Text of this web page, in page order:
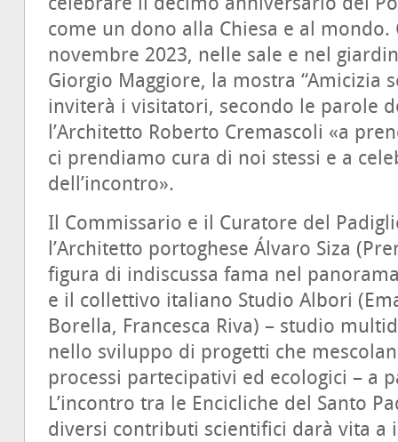
come un dono alla Chiesa e al mondo.
novembre 2023, nelle sale e nel
Giorgio Maggiore, la mostra “Amicizia
inviterà i visitatori, secondo le parole
l’Architetto Roberto Cremascoli «a
ci prendiamo cura di noi stessi e a
dell’incontro».
Il Commissario e il Curatore del
l’Architetto portoghese Álvaro Siza
figura di indiscussa fama nel
e il collettivo italiano Studio Albori
Borella, Francesca Riva) – studio
nello sviluppo di progetti che
processi partecipativi ed ecologici – a
L’incontro tra le Encicliche del Santo
diversi contributi scientifici darà vita a